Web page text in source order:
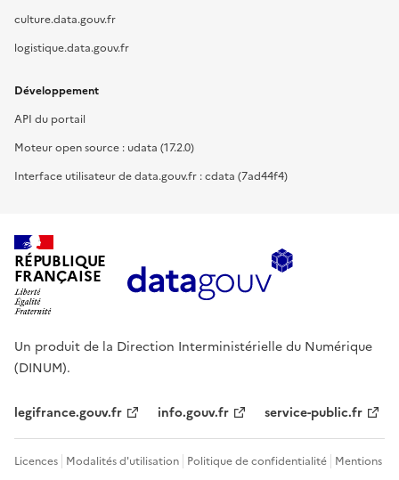
culture.data.gouv.fr
logistique.data.gouv.fr
Développement
API du portail
Moteur open source : udata (17.2.0)
Interface utilisateur de data.gouv.fr : cdata (7ad44f4)
RÉPUBLIQUE
FRANÇAISE
Un produit de la Direction Interministérielle du Numérique
(DINUM).
legifrance.gouv.fr info.gouv.fr service-public.fr
Licences Modalités d'utilisation Politique de confidentialité Mentions